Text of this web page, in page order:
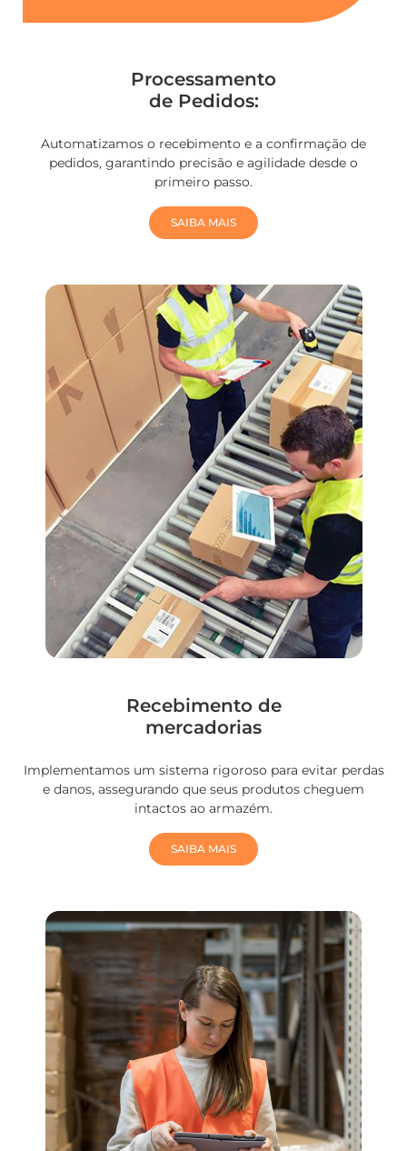
Processamento
de Pedidos:
Automatizamos o recebimento e a confirmação de
pedidos, garantindo precisão e agilidade desde o
primeiro passo.
SAIBA MAIS
Recebimento de
mercadorias
Implementamos um sistema rigoroso para evitar perdas
e danos, assegurando que seus produtos cheguem
intactos ao armazém.
SAIBA MAIS